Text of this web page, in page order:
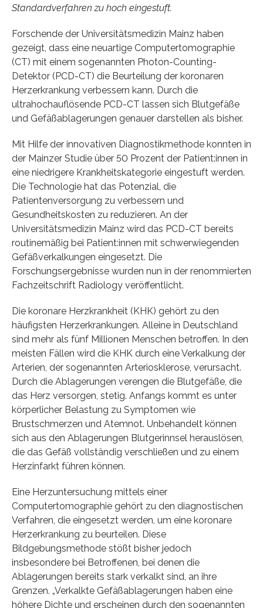
Standardverfahren zu hoch eingestuft.
Forschende der Universitätsmedizin Mainz haben
gezeigt, dass eine neuartige Computertomographie
(CT) mit einem sogenannten Photon-Counting-
Detektor (PCD-CT) die Beurteilung der koronaren
Herzerkrankung verbessern kann. Durch die
ultrahochauflösende PCD-CT lassen sich Blutgefäße
und Gefäßablagerungen genauer darstellen als bisher.
Mit Hilfe der innovativen Diagnostikmethode konnten in
der Mainzer Studie über 50 Prozent der Patient:innen in
eine niedrigere Krankheitskategorie eingestuft werden.
Die Technologie hat das Potenzial, die
Patientenversorgung zu verbessern und
Gesundheitskosten zu reduzieren. An der
Universitätsmedizin Mainz wird das PCD-CT bereits
routinemäßig bei Patient:innen mit schwerwiegenden
Gefäßverkalkungen eingesetzt. Die
Forschungsergebnisse wurden nun in der renommierten
Fachzeitschrift Radiology veröffentlicht.
Die koronare Herzkrankheit (KHK) gehört zu den
häufigsten Herzerkrankungen. Alleine in Deutschland
sind mehr als fünf Millionen Menschen betroffen. In den
meisten Fällen wird die KHK durch eine Verkalkung der
Arterien, der sogenannten Arteriosklerose, verursacht.
Durch die Ablagerungen verengen die Blutgefäße, die
das Herz versorgen, stetig. Anfangs kommt es unter
körperlicher Belastung zu Symptomen wie
Brustschmerzen und Atemnot. Unbehandelt können
sich aus den Ablagerungen Blutgerinnsel herauslösen,
die das Gefäß vollständig verschließen und zu einem
Herzinfarkt führen können.
Eine Herzuntersuchung mittels einer
Computertomographie gehört zu den diagnostischen
Verfahren, die eingesetzt werden, um eine koronare
Herzerkrankung zu beurteilen. Diese
Bildgebungsmethode stößt bisher jedoch
insbesondere bei Betroffenen, bei denen die
Ablagerungen bereits stark verkalkt sind, an ihre
Grenzen. „Verkalkte Gefäßablagerungen haben eine
höhere Dichte und erscheinen durch den sogenannten